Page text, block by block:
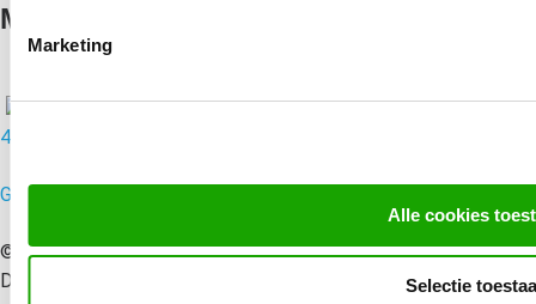
Marketing
Alle cookies
Selectie
MondoMarketing
4.8/5
Google Reviews | 51 reacties
© 2010 – 2026 MondoMarketing B.V. | Performance Driven
Digital Marketing Bureau Utrecht – All rights reserved